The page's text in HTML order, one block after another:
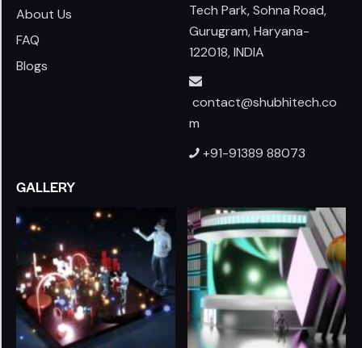
About Us
FAQ
Blogs
Tech Park, Sohna Road,
Gurugram, Haryana-
122018, INDIA
contact@shubhitech.co
m
+91-91389 88073
GALLERY